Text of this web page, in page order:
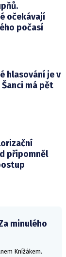
očekávají
počasí
hlasování je v
má pět
připomněl
minulého
Knížákem.